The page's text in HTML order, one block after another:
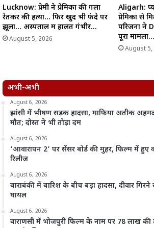
Lucknow: प्रेमी ने प्रेमिका की गला
रेतकर की हत्या… फिर खुद भी फंदे पर
झूला… अस्पताल में हालत गंभीर…
August 5, 2026
Aligarh:
प्रेमिका से
परिजनों ने
पूरा मामला…
August 5,
अभी-अभी
August 6, 2026
झांसी में भीषण सड़क हादसा, माफिया अतीक
मौत; दोस्त ने भी तोड़ा दम
August 6, 2026
‘आवारापन 2’ पर सेंसर बोर्ड की मुहर, फिल्म में हुए
रिलीज
August 6, 2026
बाराबंकी में बारिश के बीच बड़ा हादसा, दीवार
घायल
August 6, 2026
वाराणसी में भोजपुरी फिल्म के नाम पर 78 लाख की